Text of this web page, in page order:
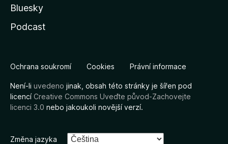
Bluesky
Podcast
Ochrana soukromí Cookies Právní informace
Není-li uvedeno jinak, obsah této stránky je šířen pod
licencíCreative Commons Uveďte původ-Zachovejte
licenci 3.0 nebo jakoukoli novější verzí.
Změna jazyka